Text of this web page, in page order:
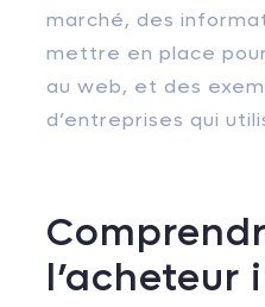
marché, des
mettre en place
au web, et des
d’entreprises qui
l’acheteur